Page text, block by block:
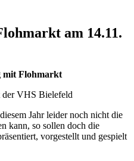
am 14.11.
mit Flohmarkt
VHS Bielefeld
Jahr leider noch nicht die
kann, so sollen doch die
vorgestellt und gespielt